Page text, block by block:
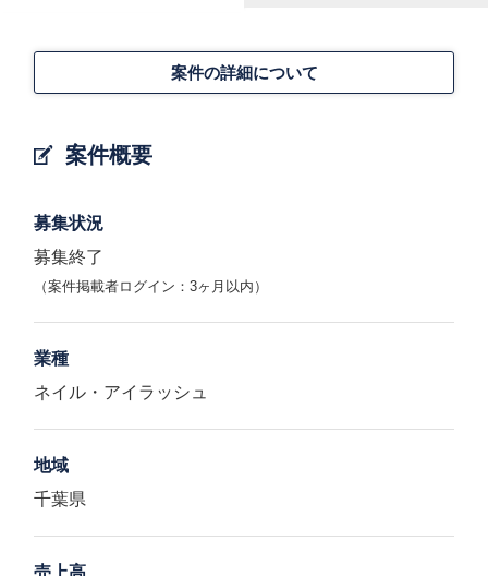
案件概要
案件の詳細について
募集状況
募集終了
（案件掲載者ログイン：3ヶ月以内）
業種
ネイル・アイラッシュ
地域
千葉県
売上高